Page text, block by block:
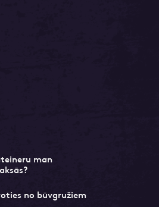
man
no būvgružiem